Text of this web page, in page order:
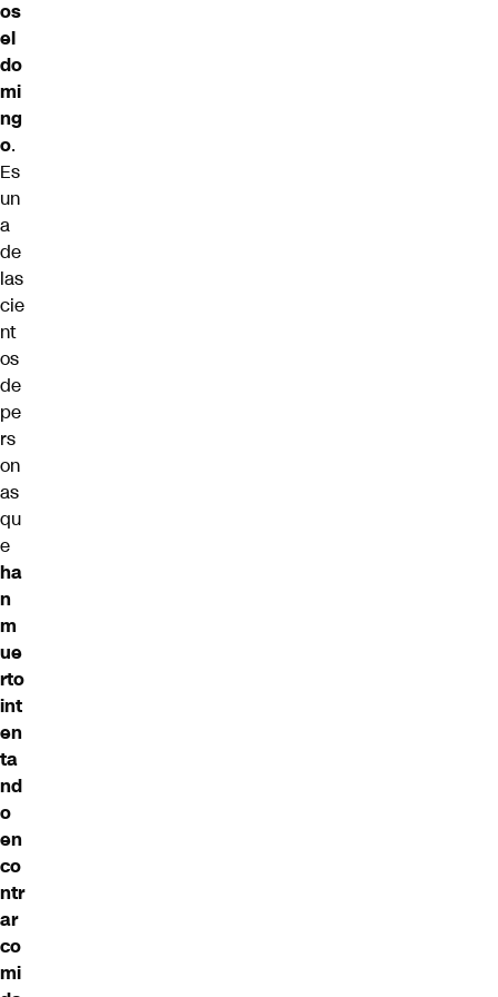
os
el
do
mi
ng
o.
Es
un
a
de
las
cie
nt
os
de
pe
rs
on
as
qu
e
ha
n
m
ue
rto
int
en
ta
nd
o
en
co
ntr
ar
co
mi